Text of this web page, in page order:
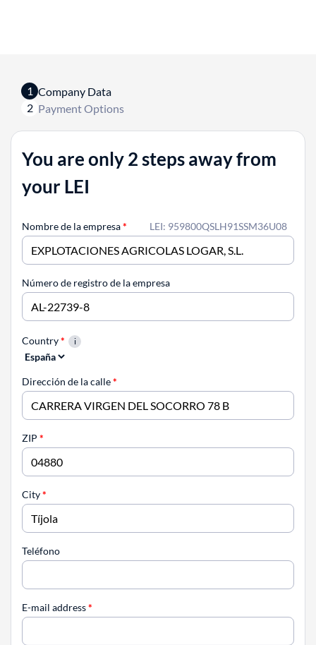
1 Company Data
2 Payment Options
You are only 2 steps away from
your LEI
LEI: 959800QSLH91SSM36U08
Nombre de la empresa*
Número de registro de la empresa
Country*
Dirección de la calle*
ZIP *
City*
Teléfono
E-mail address*